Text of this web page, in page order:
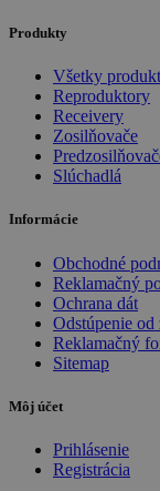
Produkty
Všetky
Reproduktory
Receivery
Zosilňovače
Slúchadlá
Informácie
Obchodné
Reklamačný
Ochrana dát
Odstúpenie
Reklamačný
Sitemap
Môj účet
Prihlásenie
Registrácia